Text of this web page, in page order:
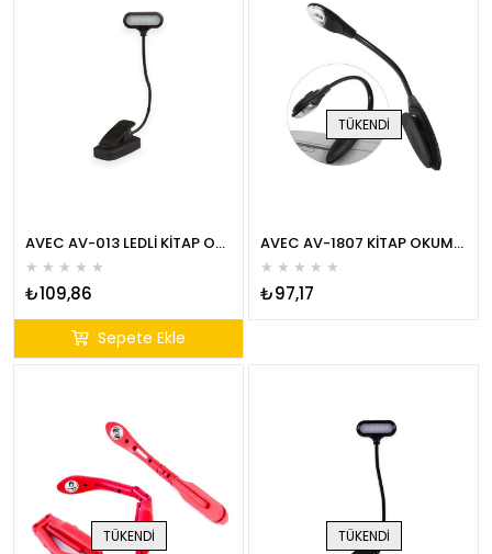
AVEC AV-013 LEDLİ KİTAP OKUMA LAMBASI
★ ★ ★ ★ ★
₺109,86
Sepete Ekle
TÜKENDI
AVEC AV-1807 KİTAP OKUMA LAMBASI
★ ★ ★ ★ ★
₺97,17
TÜKENDI TÜKENDI